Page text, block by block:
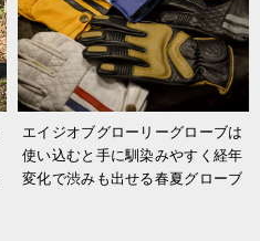
エイジオブグローリーグローブは
使い込むと手に馴染みやすく経年
変化で渋みも出せる春夏グローブ